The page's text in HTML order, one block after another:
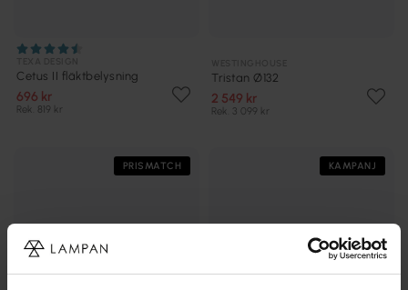
Cetus II fläktbelysning
696 kr
Rek. 819 kr
Tristan Ø132
2 549 kr
Rek. 3 099 kr
PRISMATCH KAMPANJ